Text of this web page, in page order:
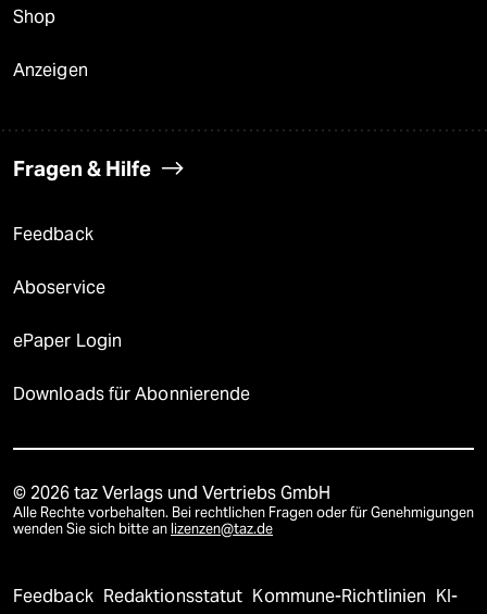
Shop
Anzeigen
Fragen & Hilfe
Feedback
Aboservice
ePaper Login
Downloads für Abonnierende
© 2026 taz Verlags und Vertriebs GmbH
Alle Rechte vorbehalten. Bei rechtlichen Fragen oder für Genehmigungen
wenden Sie sich bitte an lizenzen@taz.de
Feedback Redaktionsstatut Kommune-Richtlinien KI-